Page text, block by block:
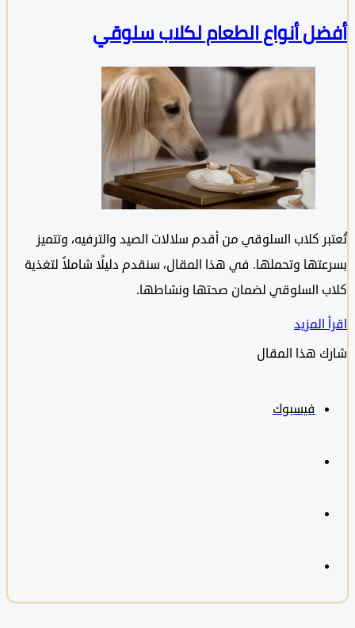
أنواع الطعام لكلاب سلوقي
كلاب السلوقي من أقدم سلالات الصيد والترفيه، وتتميز
وتحملها. في هذا المقال، سنقدم دليلًا شاملاً لتغذية
السلوقي لضمان صحتها ونشاطها.
هذا المقال
فيسبوك